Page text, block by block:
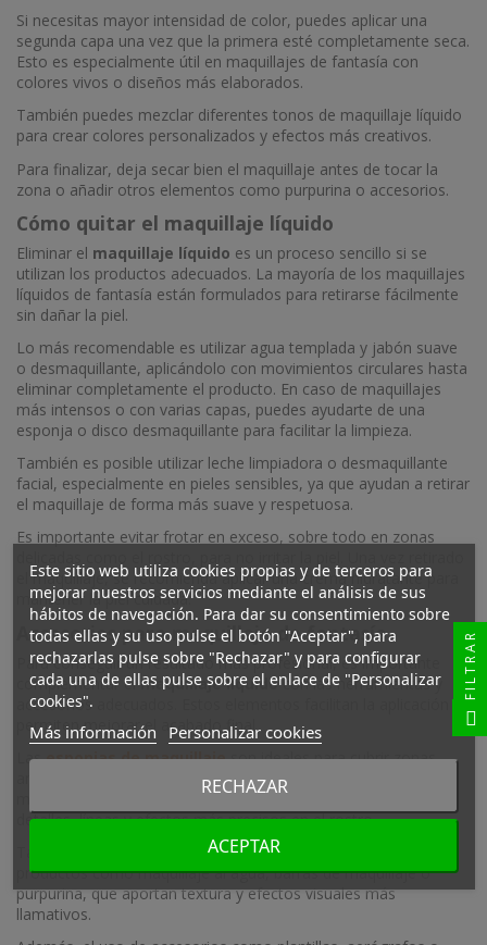
Si necesitas mayor intensidad de color, puedes aplicar una
segunda capa una vez que la primera esté completamente seca.
Esto es especialmente útil en maquillajes de fantasía con
colores vivos o diseños más elaborados.
También puedes mezclar diferentes tonos de maquillaje líquido
para crear colores personalizados y efectos más creativos.
Para finalizar, deja secar bien el maquillaje antes de tocar la
zona o añadir otros elementos como purpurina o accesorios.
Cómo quitar el maquillaje líquido
Eliminar el maquillaje líquido es un proceso sencillo si se
utilizan los productos adecuados. La mayoría de los maquillajes
líquidos de fantasía están formulados para retirarse fácilmente
sin dañar la piel.
Lo más recomendable es utilizar agua templada y jabón suave
o desmaquillante, aplicándolo con movimientos circulares hasta
eliminar completamente el producto. En caso de maquillajes
más intensos o con varias capas, puedes ayudarte de una
esponja o disco desmaquillante para facilitar la limpieza.
También es posible utilizar leche limpiadora o desmaquillante
facial, especialmente en pieles sensibles, ya que ayudan a retirar
el maquillaje de forma más suave y respetuosa.
Es importante evitar frotar en exceso, sobre todo en zonas
el maquillaje, se recomienda aplicar una crema hidratante para
mantener la piel cuidada.
Accesorios para maquillaje de fantasía
Para conseguir un resultado más profesional, es importante
complementar elmaquillaje líquidocon las herramientas y
accesorios adecuados. Estos elementos facilitan la aplicación y
permiten mejorar el acabado final.
Lasesponjas de maquillajeson ideales para cubrir zonas
amplias de forma uniforme, especialmente en body paint o
maquillajes base. Por otro lado, los pinceles permiten trabajar
detalles, líneas y efectos más precisos en el rostro.
También puedes combinar el maquillaje líquido con otros
productos como maquillaje al agua, barras de maquillaje o
purpurina, que aportan textura y efectos visuales más
llamativos.
Este sitio web utiliza cookies propias y de terceros para
mejorar nuestros servicios mediante el análisis de sus
hábitos de navegación. Para dar su consentimiento sobre
todas ellas y su uso pulse el botón "Aceptar", para
rechazarlas pulse sobre "Rechazar" y para configurar
cada una de ellas pulse sobre el enlace de "Personalizar
cookies".
Más información Personalizar cookies
RECHAZAR
ACEPTAR
FILTRAR